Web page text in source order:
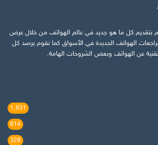
بتقديم كل ما هو جديد في عالم الهواتف من خلال عرض
الهواتف الجديدة في الأسواق كما نقوم برصد كل
عن الهواتف وبعض الشروحات الهامة.
1٬931
614
328